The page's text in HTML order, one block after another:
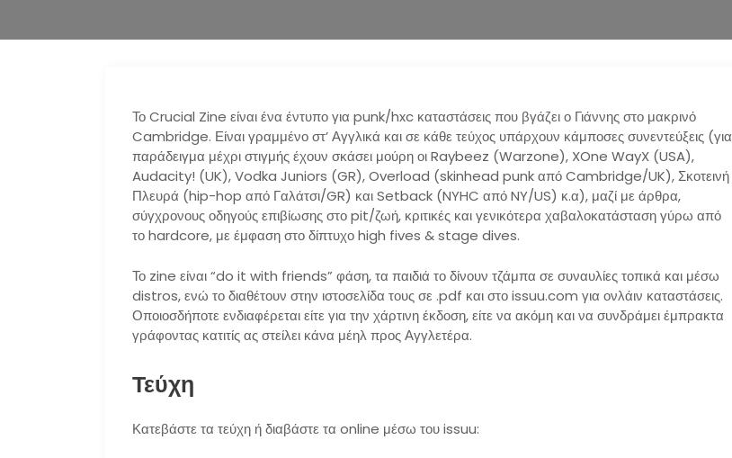
Το Crucial Zine είναι ένα έντυπο για punk/hxc καταστάσεις που βγάζει ο Γιάννης στο μακρινό
Cambridge. Είναι γραμμένο στ’ Αγγλικά και σε κάθε τεύχος υπάρχουν κάμποσες συνεντεύξεις (για
παράδειγμα μέχρι στιγμής έχουν σκάσει μούρη οι Raybeez (Warzone), XOne WayX (USA),
Audacity! (UK), Vodka Juniors (GR), Overload (skinhead punk από Cambridge/UK), Σκοτεινή
Πλευρά (hip-hop από Γαλάτσι/GR) και Setback (NYHC από NY/US) κ.α), μαζί με άρθρα,
σύγχρονους οδηγούς επιβίωσης στο pit/ζωή, κριτικές και γενικότερα χαβαλοκατάσταση γύρω από
το hardcore, με έμφαση στο δίπτυχο high fives & stage dives.
Το zine είναι “do it with friends” φάση, τα παιδιά το δίνουν τζάμπα σε συναυλίες τοπικά και μέσω
distros, ενώ το διαθέτουν στην ιστοσελίδα τους σε .pdf και στο issuu.com για ονλάιν καταστάσεις.
Οποιοσδήποτε ενδιαφέρεται είτε για την χάρτινη έκδοση, είτε να ακόμη και να συνδράμει έμπρακτα
γράφοντας κατιτίς ας στείλει κάνα μέηλ προς Αγγλετέρα.
Τεύχη
Κατεβάστε τα τεύχη ή διαβάστε τα online μέσω του issuu: